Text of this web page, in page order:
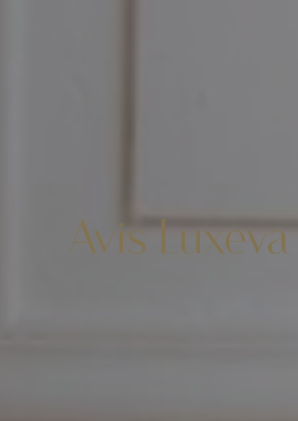
Avis Luxeva